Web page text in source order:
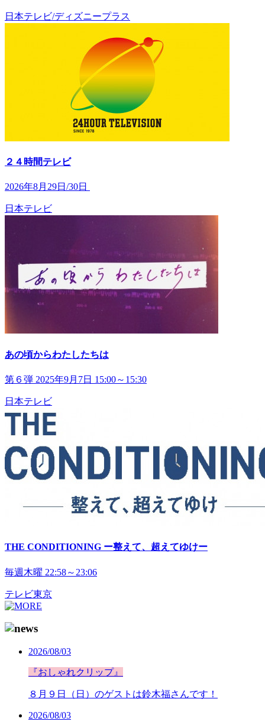
日本テレビ/ディズニープラス
２４時間テレビ
2026年8月29日/30日
日本テレビ
あの頃からわたしたちは
第６弾 2025年9月7日 15:00～15:30
日本テレビ
THE CONDITIONING ー整えて、超えてゆけー
毎週木曜 22:58～23:06
テレビ東京
2026/08/03
『おしゃれクリップ』
８月９日（日）のゲストは鈴木福さんです！
2026/08/03